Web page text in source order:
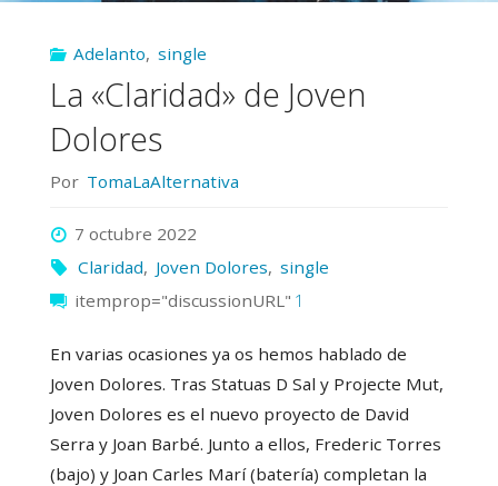
Adelanto, single
La «Claridad» de Joven
Dolores
Por TomaLaAlternativa
7 octubre 2022
Claridad, Joven Dolores, single
itemprop="discussionURL" 1
En varias ocasiones ya os hemos hablado de
Joven Dolores. Tras Statuas D Sal y Projecte Mut,
Joven Dolores es el nuevo proyecto de David
Serra y Joan Barbé. Junto a ellos, Frederic Torres
(bajo) y Joan Carles Marí (batería) completan la